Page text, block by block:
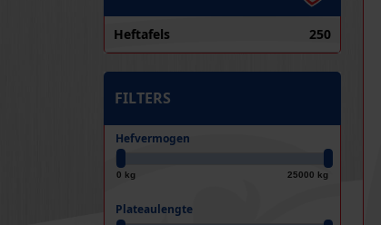
Heftafels 250
FILTERS
Hefvermogen
0 kg 25000 kg
Plateaulengte